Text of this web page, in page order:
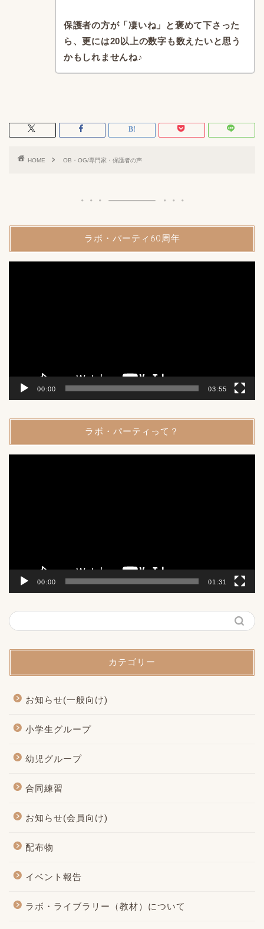
保護者の方が「凄いね」
と褒めて下さった
ら、更には20以上の数字も数えたいと思う
かもしれませんね♪
HOME OB・OG/専門家・保護者の声
ラボ・パーティ60周年
00:00 03:55
ラボ・パーティって？
00:00 01:31
カテゴリー
お知らせ(一般向け)
小学生グループ
幼児グループ
合同練習
お知らせ(会員向け)
配布物
イベント報告
ラボ・ライブラリー（教材）について